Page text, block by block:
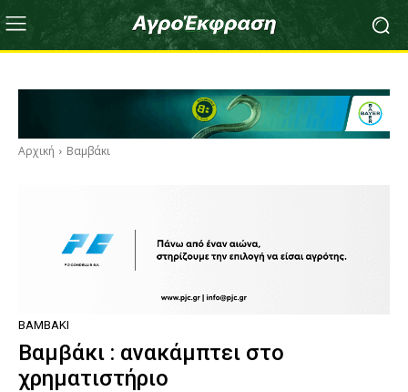
Αρχική Βαμβάκι
ΒΑΜΒΆΚΙ
Βαμβάκι : ανακάμπτει στο
χρηματιστήριο